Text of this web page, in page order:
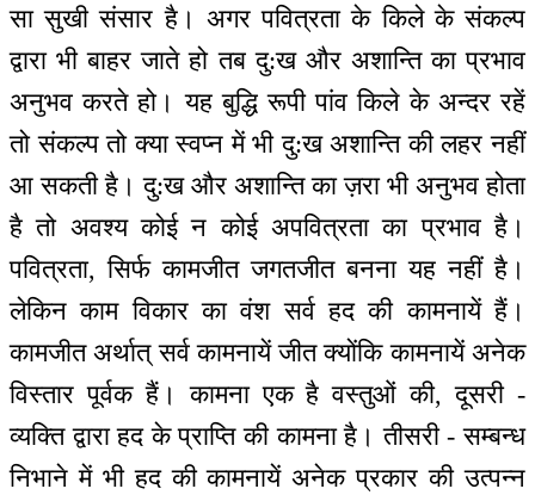
सा सुखी संसार है। अगर पवित्रता के किले के संकल्प
द्वारा भी बाहर जाते हो तब दु:ख और अशान्ति का प्रभाव
अनुभव करते हो। यह बुद्धि रूपी पांव किले के अन्दर रहें
तो संकल्प तो क्या स्वप्न में भी दु:ख अशान्ति की लहर नहीं
आ सकती है। दु:ख और अशान्ति का ज़रा भी अनुभव होता
है तो अवश्य कोई न कोई अपवित्रता का प्रभाव है।
पवित्रता, सिर्फ कामजीत जगतजीत बनना यह नहीं है।
लेकिन काम विकार का वंश सर्व हद की कामनायें हैं।
कामजीत अर्थात् सर्व कामनायें जीत क्योंकि कामनायें अनेक
विस्तार पूर्वक हैं। कामना एक है वस्तुओं की, दूसरी -
व्यक्ति द्वारा हद के प्राप्ति की कामना है। तीसरी - सम्बन्ध
निभाने में भी हद की कामनायें अनेक प्रकार की उत्पन्न